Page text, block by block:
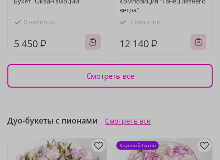
В наличии
5 450 ₽
ветра"
В наличии
12 140 ₽
Смотреть все
Дуо-букеты с пионами Смотреть все
Крупный бутон